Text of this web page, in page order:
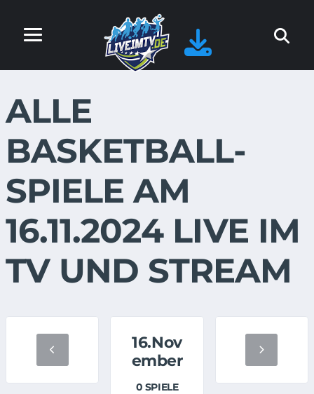
ALLE
BASKETBALL-
SPIELE AM
16.11.2024 LIVE IM
TV UND STREAM
16.Nov
ember
0 SPIELE